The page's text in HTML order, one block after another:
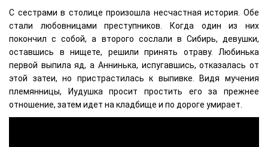
С сестрами в столице произошла несчастная история. Обе
стали любовницами преступников. Когда один из них
покончил с собой, а второго сослали в Сибирь, девушки,
оставшись в нищете, решили принять отраву. Любинька
первой выпила яд, а Аннинька, испугавшись, отказалась от
этой затеи, но пристрастилась к выпивке. Видя мучения
племянницы, Иудушка просит простить его за прежнее
отношение, затем идет на кладбище и по дороге умирает.